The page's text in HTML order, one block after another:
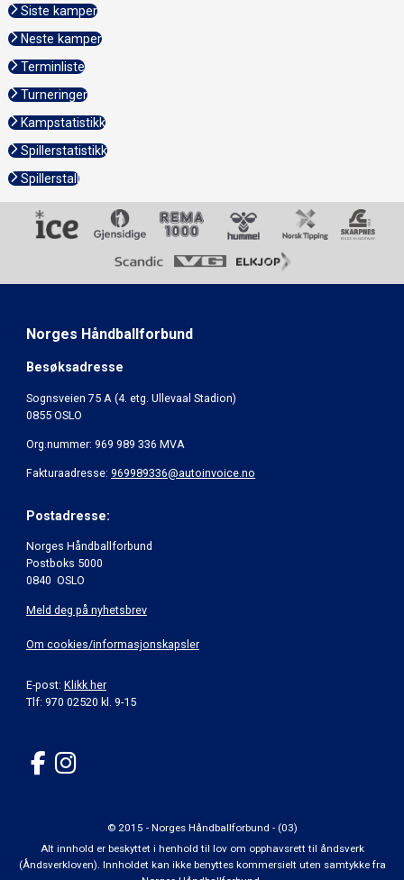
Siste kamper
Neste kamper
Terminliste
Turneringer
Kampstatistikk
Spillerstatistikk
Spillerstall
Norges Håndballforbund
Besøksadresse
Sognsveien 75 A (4. etg. Ullevaal Stadion)
0855 OSLO
Org.nummer: 969 989 336 MVA
Fakturaadresse: 969989336@autoinvoice.no
Postadresse:
Norges Håndballforbund
Postboks 5000
0840 OSLO
Meld deg på nyhetsbrev
Om cookies/informasjonskapsler
E-post: Klikk her
Tlf: 970 02520 kl. 9-15
© 2015 - Norges Håndballforbund - (03)
Alt innhold er beskyttet i henhold til lov om opphavsrett til åndsverk
(Åndsverkloven). Innholdet kan ikke benyttes kommersielt uten samtykke fra